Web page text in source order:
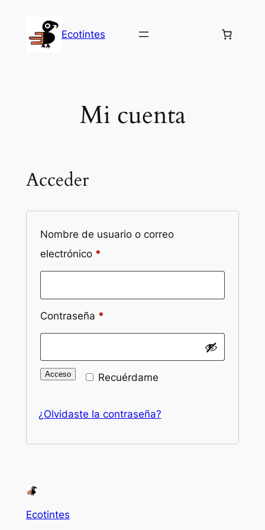
contenido
Ecotintes
Mi cuenta
Acceder
Nombre de usuario o correo
electrónico *
Contraseña *
Recuérdame
Acceso
¿Olvidaste la contraseña?
Ecotintes